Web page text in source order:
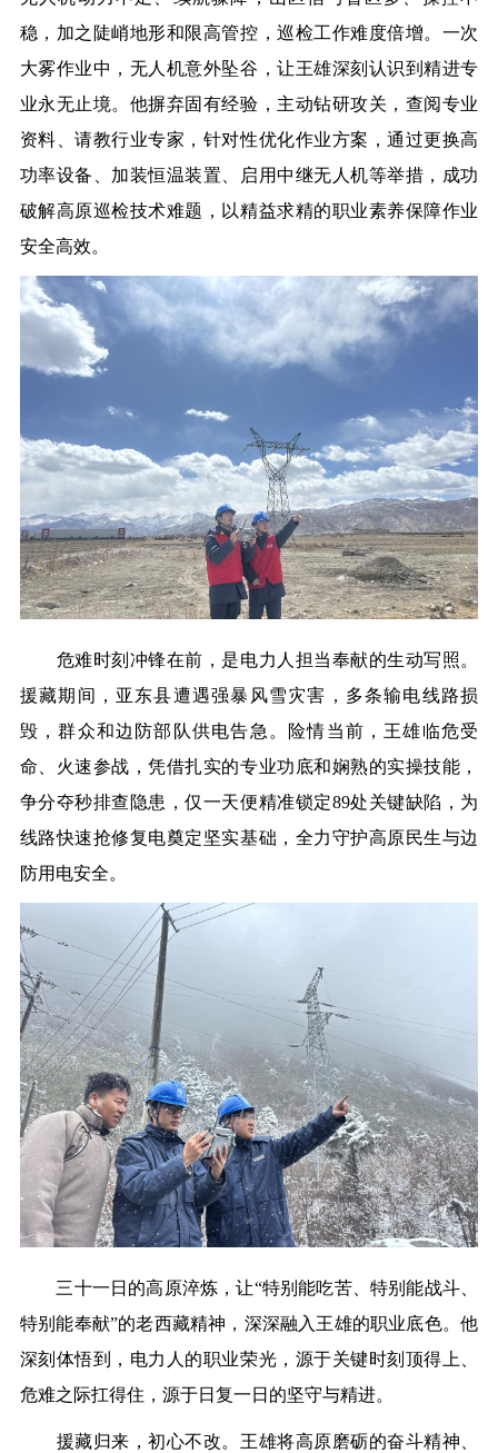
稳，加之陡峭地形和限高管控，巡检工作难度倍增。一次
大雾作业中，无人机意外坠谷，让王雄深刻认识到精进专
业永无止境。他摒弃固有经验，主动钻研攻关，查阅专业
资料、请教行业专家，针对性优化作业方案，通过更换高
功率设备、加装恒温装置、启用中继无人机等举措，成功
破解高原巡检技术难题，以精益求精的职业素养保障作业
安全高效。
危难时刻冲锋在前，是电力人担当奉献的生动写照。
援藏期间，亚东县遭遇强暴风雪灾害，多条输电线路损
毁，群众和边防部队供电告急。险情当前，王雄临危受
命、火速参战，凭借扎实的专业功底和娴熟的实操技能，
争分夺秒排查隐患，仅一天便精准锁定89处关键缺陷，为
线路快速抢修复电奠定坚实基础，全力守护高原民生与边
防用电安全。
三十一日的高原淬炼，让“特别能吃苦、特别能战斗、
特别能奉献”的老西藏精神，深深融入王雄的职业底色。他
深刻体悟到，电力人的职业荣光，源于关键时刻顶得上、
危难之际扛得住，源于日复一日的坚守与精进。
援藏归来，初心不改。王雄将高原磨砺的奋斗精神、